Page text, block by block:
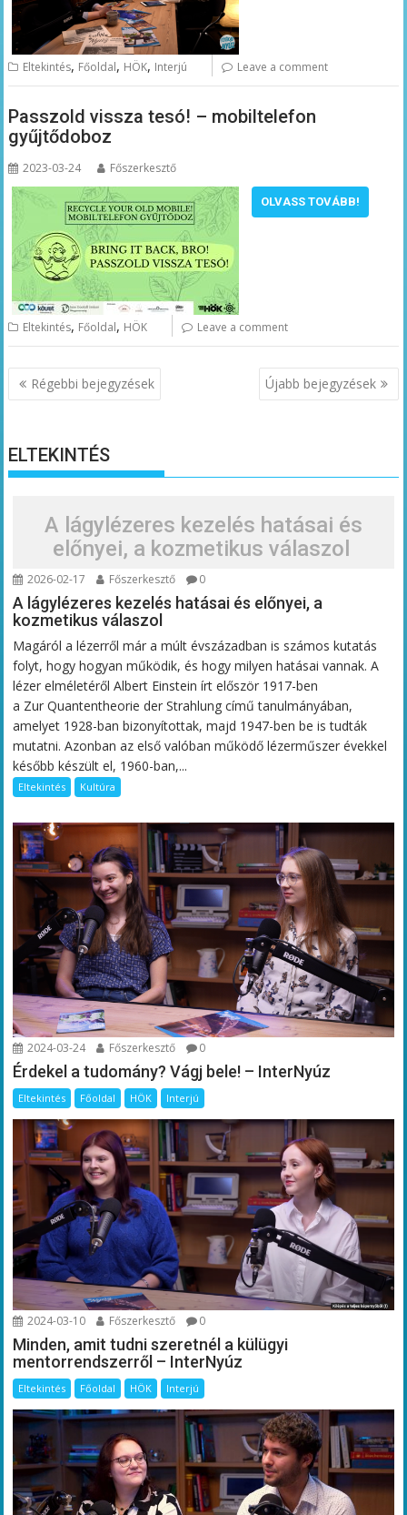
Eltekintés, Főoldal, HÖK, Interjú Leave a comment
Passzold vissza tesó! – mobiltelefon
gyűjtődoboz
2023-03-24 Főszerkesztő
OLVASS TOVÁBB!
Eltekintés, Főoldal, HÖK Leave a comment
Bejegyzés
navigáció
Régebbi bejegyzések Újabb bejegyzések
ELTEKINTÉS
A lágylézeres kezelés hatásai és
előnyei, a kozmetikus válaszol
2026-02-17 Főszerkesztő 0
A lágylézeres kezelés hatásai és előnyei, a
kozmetikus válaszol
Magáról a lézerről már a múlt évszázadban is számos kutatás
folyt, hogy hogyan működik, és hogy milyen hatásai vannak. A
lézer elméletéről Albert Einstein írt először 1917-ben
a Zur Quantentheorie der Strahlung című tanulmányában,
amelyet 1928-ban bizonyítottak, majd 1947-ben be is tudták
mutatni. Azonban az első valóban működő lézerműszer évekkel
később készült el, 1960-ban,...
Eltekintés Kultúra
2024-03-24 Főszerkesztő 0
Érdekel a tudomány? Vágj bele! – InterNyúz
Eltekintés Főoldal HÖK Interjú
2024-03-10 Főszerkesztő 0
Minden, amit tudni szeretnél a külügyi
mentorrendszerről – InterNyúz
Eltekintés Főoldal HÖK Interjú